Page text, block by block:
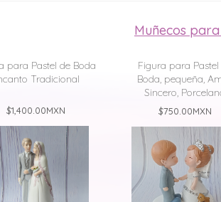
Muñecos
para Pastel de Boda
Tradicional
$1,400.00MXN
Figura para Pastel
Boda, pequeña,
Sincero,
$750.00MXN